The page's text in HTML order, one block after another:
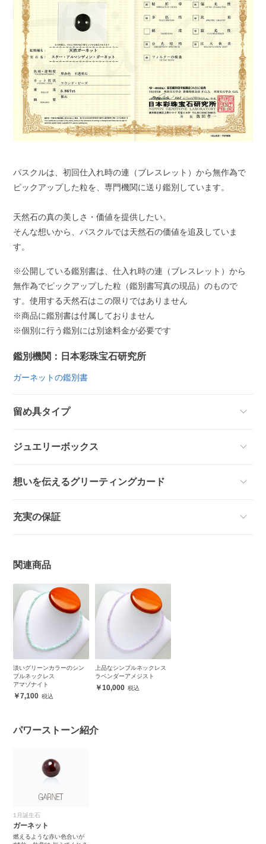
パスクルは、初回仕入れ時の連（ブレスレット）から無作為で
ピックアップした粒を、専門機関に送り鑑別しています。
天然石の真の美しさ・価値を提供したい。
そんな想いから、パスクルでは天然石の価値を追及していま
す。
※公開している鑑別書は、仕入れ時の連（ブレスレット）から
無作為でピックアップした粒（鑑別書写真の現品）のもので
す。使用する天然石はこの限りではありません
※商品に鑑別書は付属しておりません
※個別に行う鑑別には別途料金が必要です
鑑別機関：日本彩珠宝石研究所
ガーネットの鑑別書
留め具タイプ
ジュエリーボックス
想いを伝えるグリーティングカード
充実の保証
関連商品
淡いグリーンカラーのシン
プルネックレス
アマゾナイト
7,100
上品なシンプルネックレス
ラベンダーアメジスト
10,000
パワーストーン紹介
1月誕生石
ガーネット
燃えるような赤い色合いが